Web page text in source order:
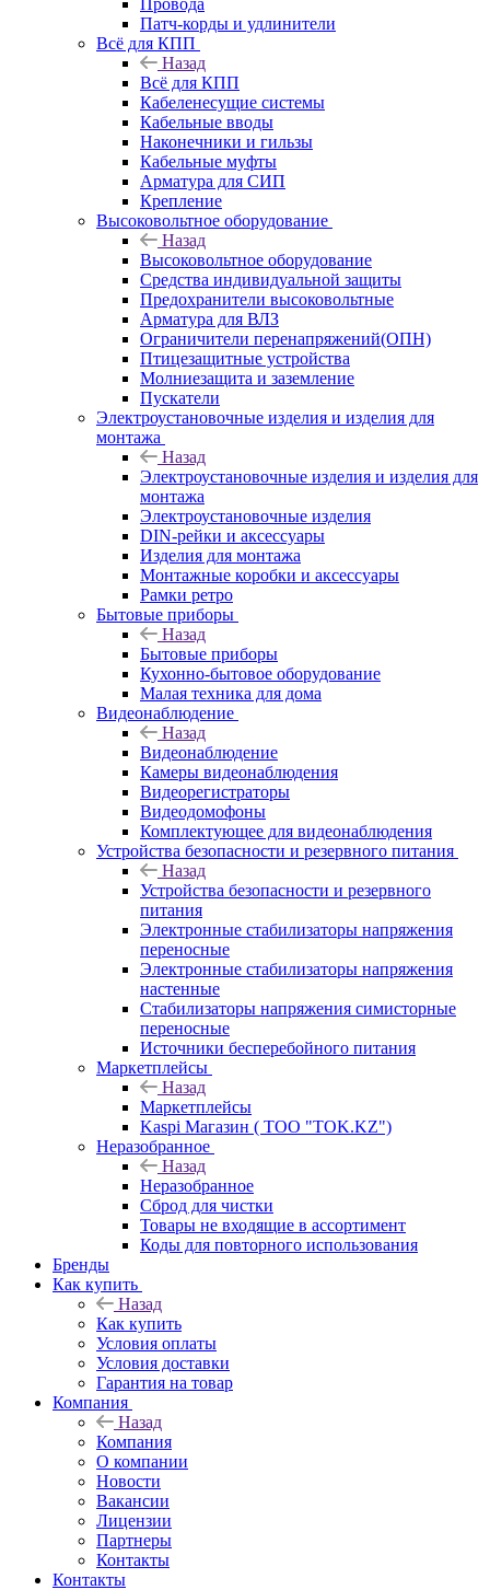
Провода
Патч-корды и удлинители
Всё для КПП
Назад
Всё для КПП
Кабеленесущие системы
Кабельные вводы
Наконечники и гильзы
Кабельные муфты
Арматура для СИП
Крепление
Высоковольтное оборудование
Назад
Высоковольтное оборудование
Средства индивидуальной защиты
Предохранители высоковольтные
Арматура для ВЛЗ
Ограничители перенапряжений(ОПН)
Птицезащитные устройства
Молниезащита и заземление
Пускатели
Электроустановочные изделия и изделия для
монтажа
Назад
Электроустановочные изделия и изделия для
монтажа
Электроустановочные изделия
DIN-рейки и аксессуары
Изделия для монтажа
Монтажные коробки и аксессуары
Рамки ретро
Бытовые приборы
Назад
Бытовые приборы
Кухонно-бытовое оборудование
Малая техника для дома
Видеонаблюдение
Назад
Видеонаблюдение
Камеры видеонаблюдения
Видеорегистраторы
Видеодомофоны
Комплектующее для видеонаблюдения
Устройства безопасности и резервного питания
Назад
Устройства безопасности и резервного
питания
Электронные стабилизаторы напряжения
переносные
Электронные стабилизаторы напряжения
настенные
Стабилизаторы напряжения симисторные
переносные
Источники бесперебойного питания
Маркетплейсы
Назад
Маркетплейсы
Kaspi Магазин ( ТОО "TOK.KZ")
Неразобранное
Назад
Неразобранное
Сброд для чистки
Товары не входящие в ассортимент
Коды для повторного использования
Бренды
Как купить
Назад
Как купить
Условия оплаты
Условия доставки
Гарантия на товар
Компания
Назад
Компания
О компании
Новости
Вакансии
Лицензии
Партнеры
Контакты
Контакты